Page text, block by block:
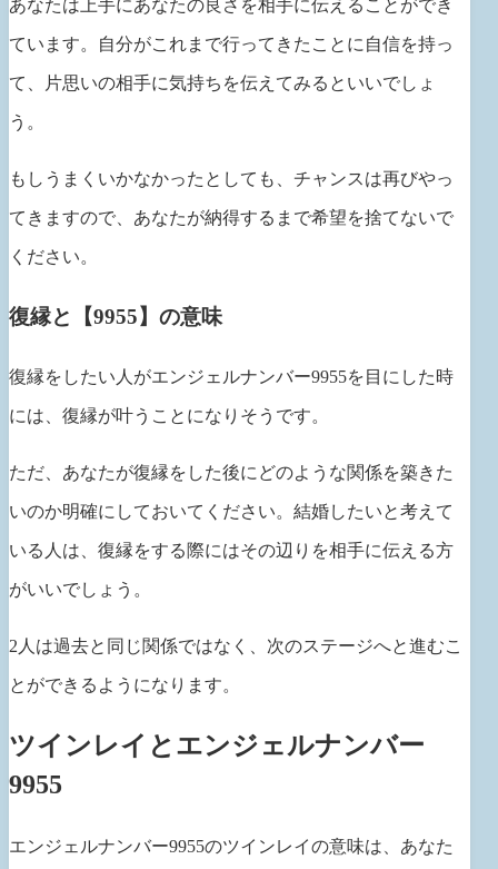
あなたは上手にあなたの良さを相手に伝えることができ
ています。自分がこれまで行ってきたことに自信を持っ
て、片思いの相手に気持ちを伝えてみるといいでしょ
う。
もしうまくいかなかったとしても、チャンスは再びやっ
てきますので、あなたが納得するまで希望を捨てないで
ください。
復縁と【9955】の意味
復縁をしたい人がエンジェルナンバー9955を目にした時
には、復縁が叶うことになりそうです。
ただ、あなたが復縁をした後にどのような関係を築きた
いのか明確にしておいてください。結婚したいと考えて
いる人は、復縁をする際にはその辺りを相手に伝える方
がいいでしょう。
2人は過去と同じ関係ではなく、次のステージへと進むこ
とができるようになります。
ツインレイとエンジェルナンバー
9955
エンジェルナンバー9955のツインレイの意味は、あなた